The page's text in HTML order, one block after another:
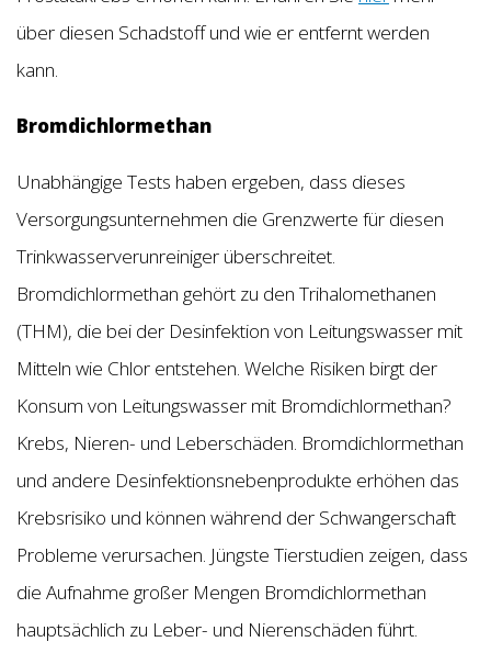
über diesen Schadstoff und wie er entfernt werden
kann.
Bromdichlormethan
Unabhängige Tests haben ergeben, dass dieses
Versorgungsunternehmen die Grenzwerte für diesen
Trinkwasserverunreiniger überschreitet.
Bromdichlormethan gehört zu den Trihalomethanen
(THM), die bei der Desinfektion von Leitungswasser mit
Mitteln wie Chlor entstehen. Welche Risiken birgt der
Konsum von Leitungswasser mit Bromdichlormethan?
Krebs, Nieren- und Leberschäden. Bromdichlormethan
und andere Desinfektionsnebenprodukte erhöhen das
Krebsrisiko und können während der Schwangerschaft
Probleme verursachen. Jüngste Tierstudien zeigen, dass
die Aufnahme großer Mengen Bromdichlormethan
hauptsächlich zu Leber- und Nierenschäden führt.